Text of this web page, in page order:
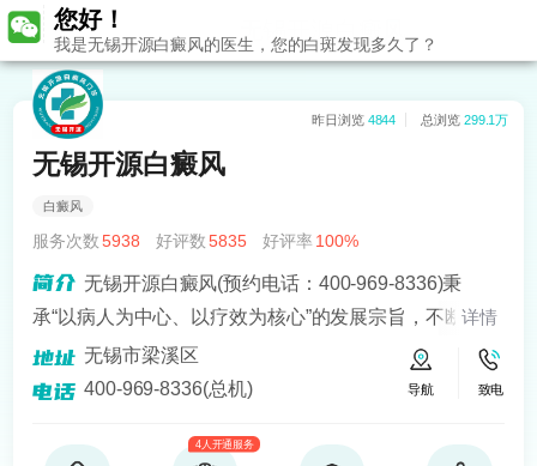
您好！
我是无锡开源白癜风的医生，您的白斑发现多久了？
无锡开源白癜风
昨日浏览 4844 总浏览 299.1万
无锡开源白癜风
白癜风
服务次数 5938 好评数 5835 好评率 100%
无锡开源白癜风(预约电话：400-969-8336)秉
承“以病人为中心、以疗效为核心”的发展宗旨，不断引进
人才、设备，立志以优质化的服务品质和医疗水平倾力
打造白癜风治疗品牌。
详情
无锡市梁溪区
400-969-8336(总机)
导航 致电
4人开通服务